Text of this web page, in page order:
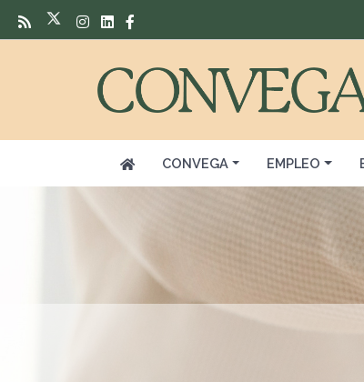
CONVEGA EMPLEO